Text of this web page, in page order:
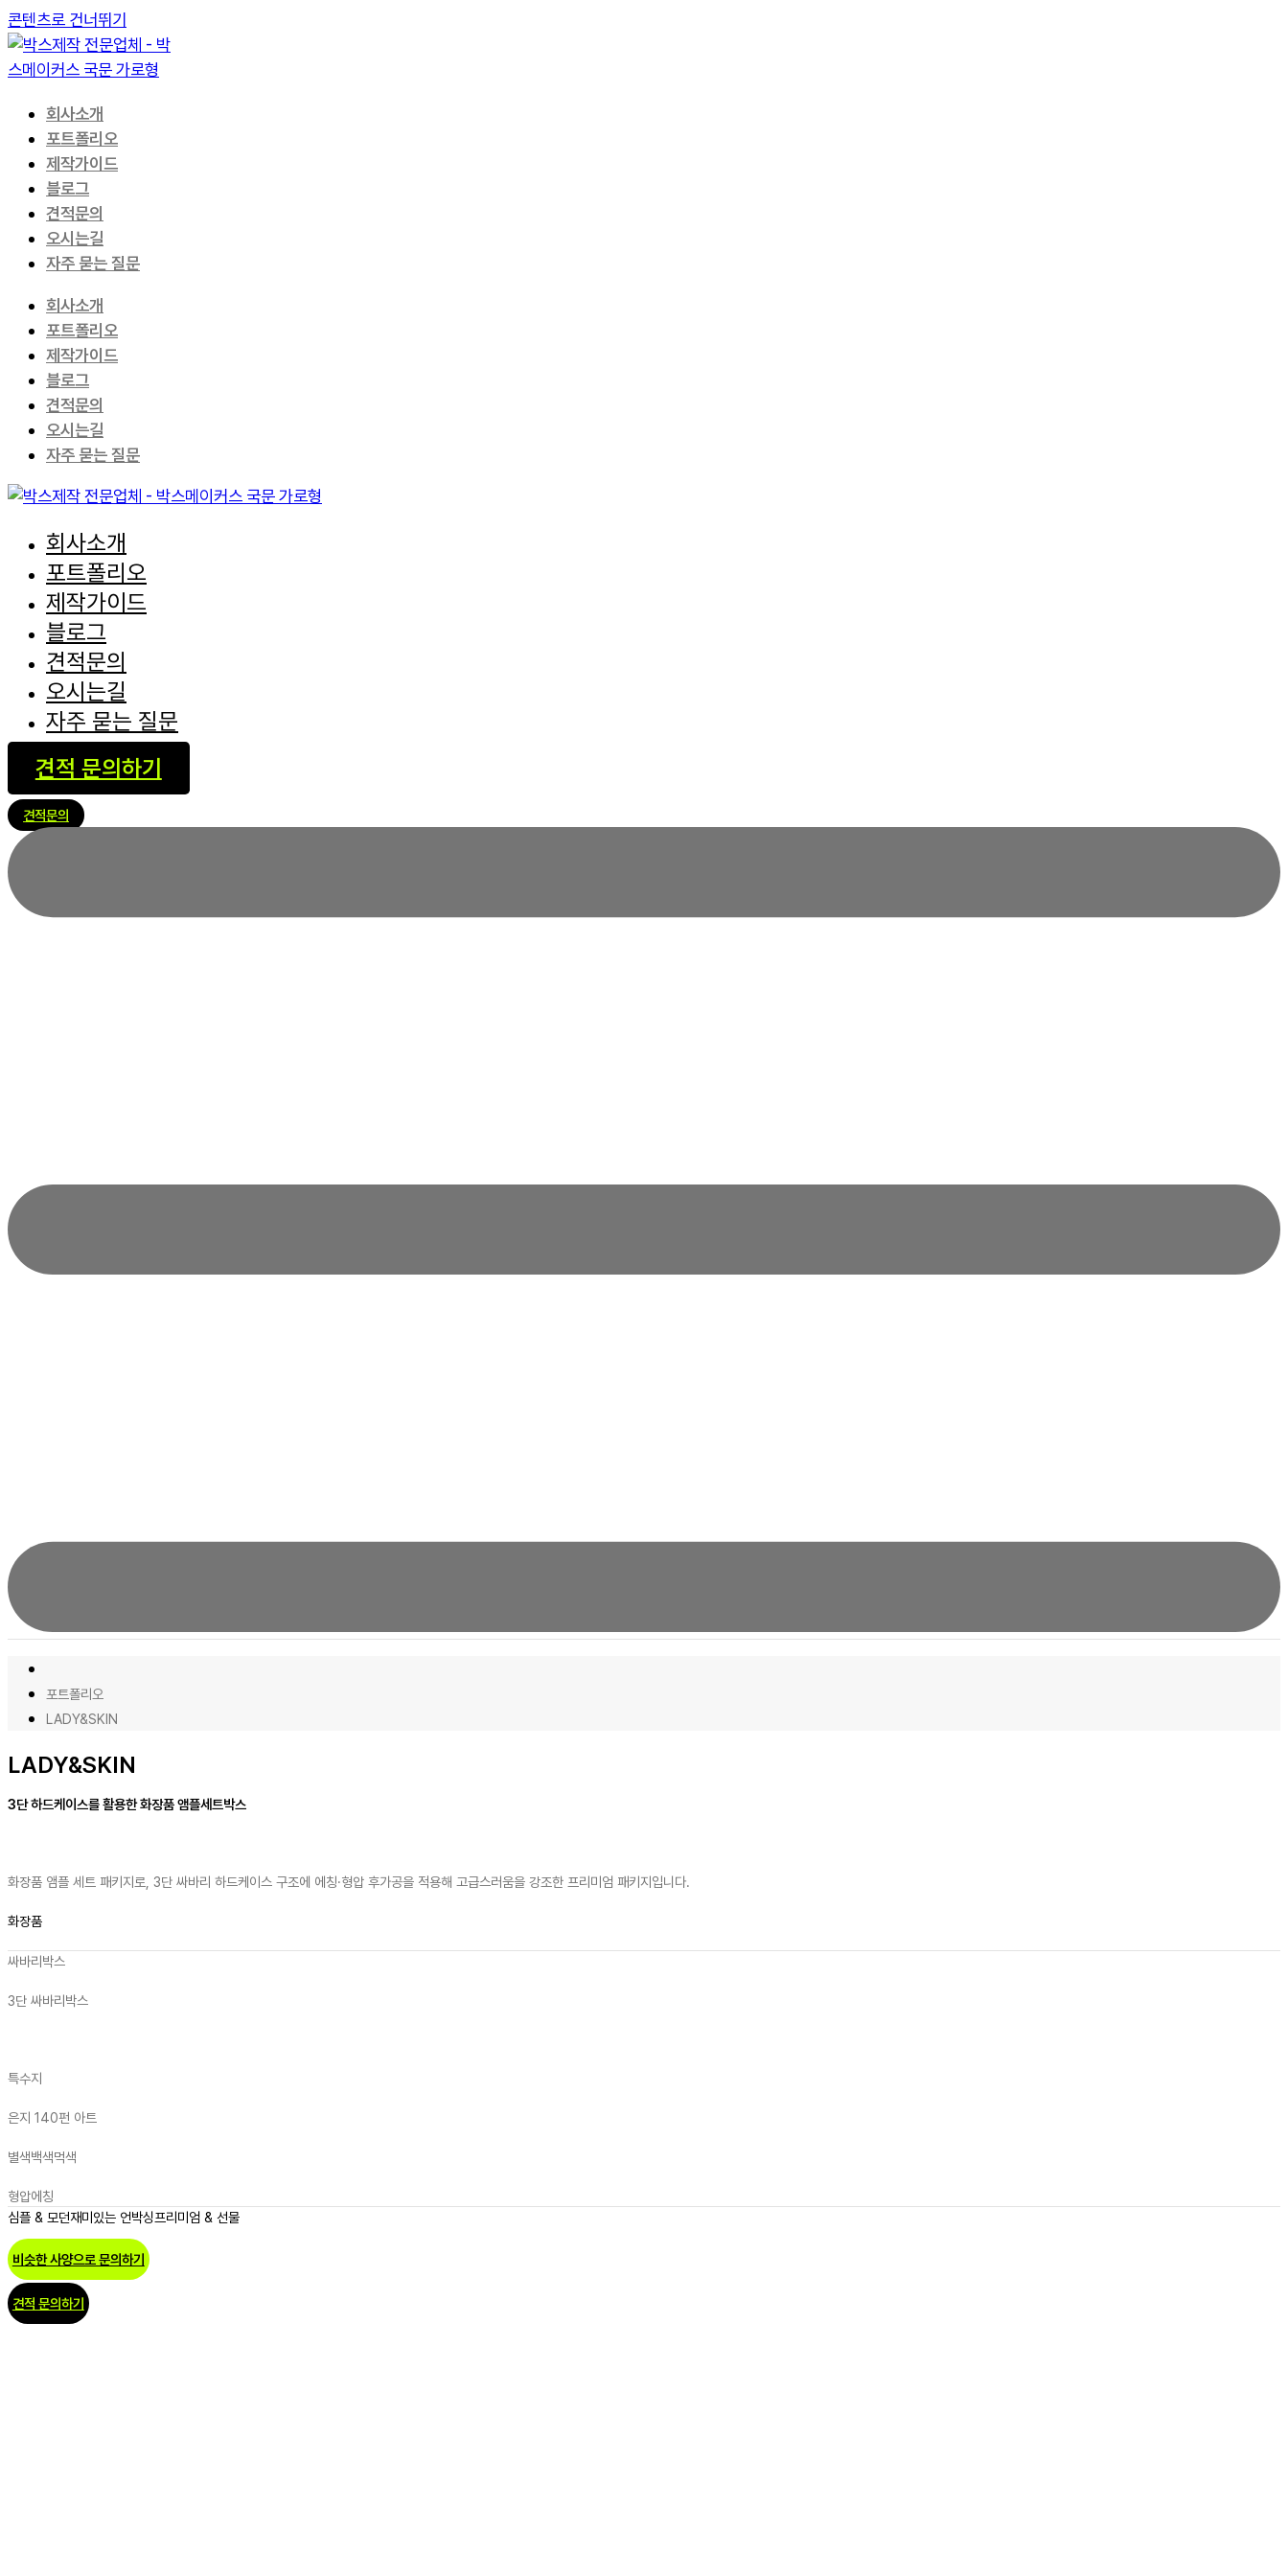
콘텐츠로 건너뛰기
회사소개
포트폴리오
제작가이드
블로그
견적문의
오시는길
자주 묻는 질문
회사소개
포트폴리오
제작가이드
블로그
견적문의
오시는길
자주 묻는 질문
회사소개
포트폴리오
제작가이드
블로그
견적문의
오시는길
자주 묻는 질문
견적 문의하기
견적문의
포트폴리오
LADY&SKIN
LADY&SKIN
3단 하드케이스를 활용한 화장품 앰플세트박스
화장품 앰플 세트 패키지로, 3단 싸바리 하드케이스 구조에 에칭·형압 후가공을 적용해 고급스러움을 강조한 프리미엄 패키지입니다.
화장품
싸바리박스
3단 싸바리박스
특수지
은지 140펀 아트
별색백색먹색
형압에칭
심플 & 모던재미있는 언박싱프리미엄 & 선물
비슷한 사양으로 문의하기
견적 문의하기